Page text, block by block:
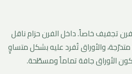
تجفيف خاصاً. داخل الفرن حزام ناقل
والأوراق تُفرد عليه بشكل متساوٍ
الأوراق جافة تماماً ومسطّحة.